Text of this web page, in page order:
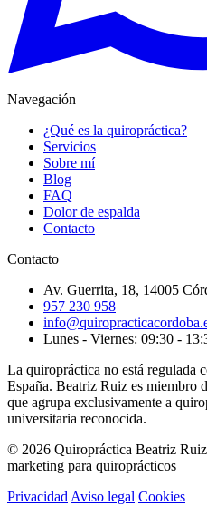
Navegación
¿Qué es la quiropráctica?
Servicios
Sobre mí
Blog
FAQ
Dolor de espalda
Contacto
Contacto
Av. Guerrita, 18, 14005
957 230 958
Lunes - Viernes: 09:30 -
La quiropráctica no está regulada
España. Beatriz Ruiz es miembro
que agrupa exclusivamente a
universitaria reconocida.
© 2026 Quiropráctica Beatriz Ruiz
marketing para quiroprácticos
Privacidad Aviso legal Cookies